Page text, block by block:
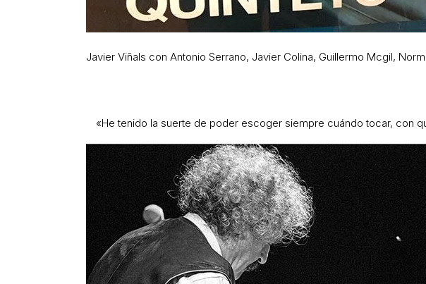
Javier Viñals con Antonio Serrano, Javier Colina, Guillermo Mcgil,
«He tenido la suerte de poder escoger siempre cuándo tocar, con